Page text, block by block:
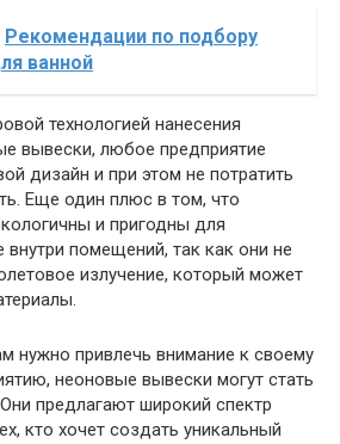
Рекомендации по подбору
ванной
технологией нанесения
вывески, любое предприятие
дизайн и при этом не потратить
Еще один плюс в том, что
и пригодны для
помещений, так как они не
излучение, который может
нужно привлечь внимание к своему
неоновые вывески могут стать
предлагают широкий спектр
кто хочет создать уникальный